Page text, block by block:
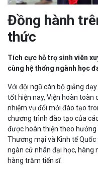
Đồng hành
thức
Tích cực hỗ trợ sinh viên
cùng hệ thống ngành học
Với đội ngũ cán bộ giảng
tốt hiện nay, Viện hoàn toàn
nhiệm vụ đổi mới đào tạo
chương trình đào tạo của
được hoàn thiện theo hướng
Thương mại và Kinh tế
ngàn cử nhân đại học, hàng
hàng trăm tiến sĩ.